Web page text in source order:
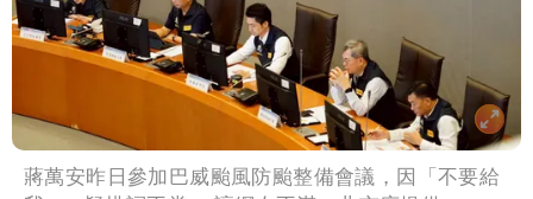
蔣萬安昨日參加巴威颱風防颱整備會議，因「不要給